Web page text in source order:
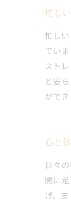
忙し
忙し
てい
スト
と安
がで
心と
日々
間に
げ、